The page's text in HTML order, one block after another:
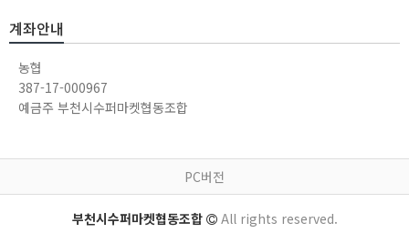
계좌안내
농협
387-17-000967
예금주 부천시수퍼마켓협동조합
PC버전
부천시수퍼마켓협동조합 All rights reserved.